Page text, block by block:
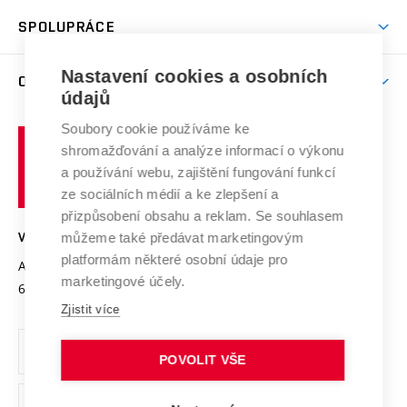
Celoživotní vzdělávání
E-přihláška
Harmonogram akademického roku
Závěrečné práce
Doktorské studium
Zpracování osobních údajů studentů
Sociální bezpečí
Studium bez bariér
Podpora podnikání
Mezinárodní vědecká rada
Systém zajišťování kvality výzkumu
Výzkumné infrastruktury
Transfer znalostí
Open Science
Projekty
Projekty ze strukturálních fondů
Specifický výzkum
SPOLUPRÁCE
Zahraniční spolupráce
Spolupráce se školami
Služby univerzity
Mezinárodní dohody
Univerzitní sítě
O UNIVERZITĚ
Profil univerzity
Udržitelná univerzita
Podnikavá univerzita / ContriBUTe
Bezpečná univerzita
Vyznamenání
Organizační struktura
Ochrana osobních údajů
učení
technické
VYSOKÉ UČENÍ TECHNICKÉ V BRNĚ
Antonínská 548/1
602 00 Brno
www.vut.cz
vut@vutbr.cz
Nastavení cookies a osobních
údajů
Soubory cookie používáme ke
shromažďování a analýze informací o výkonu
a používání webu, zajištění fungování funkcí
ze sociálních médií a ke zlepšení a
přizpůsobení obsahu a reklam. Se souhlasem
můžeme také předávat marketingovým
platformám některé osobní údaje pro
marketingové účely.
Zjistit více
POVOLIT VŠE